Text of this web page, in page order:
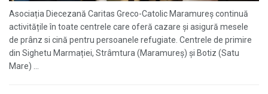
Asociația Diecezană Caritas Greco-Catolic Maramureș continuă
activitățile în toate centrele care oferă cazare și asigură mesele
de prânz si cină pentru persoanele refugiate. Centrele de primire
din Sighetu Marmației, Strâmtura (Maramureș) și Botiz (Satu
Mare) ...